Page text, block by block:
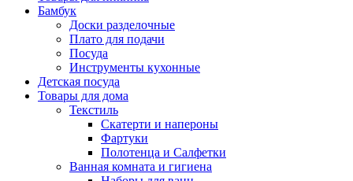
Бамбук
Доски разделочные
Плато для подачи
Посуда
Инструменты кухонные
Детская посуда
Товары для дома
Текстиль
Скатерти и напероны
Фартуки
Полотенца и Салфетки
Ванная комната и гигиена